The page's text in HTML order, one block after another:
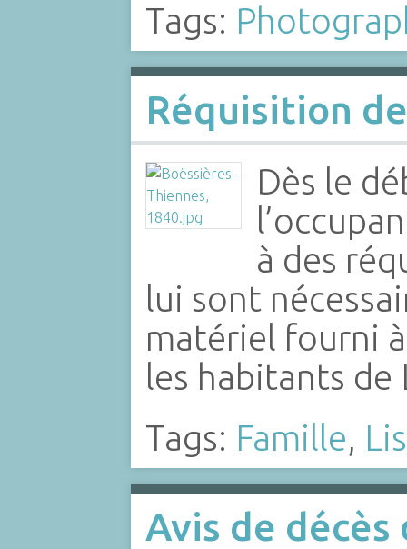
Tags:
Réquisition
Dès le
à des
lui sont
matériel fourni
les habitants de
Tags: Famille,
Avis de décès